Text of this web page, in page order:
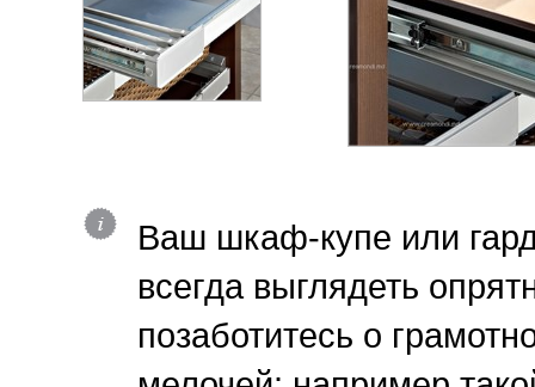
Ваш шкаф-купе или
всегда выглядеть
позаботитесь о